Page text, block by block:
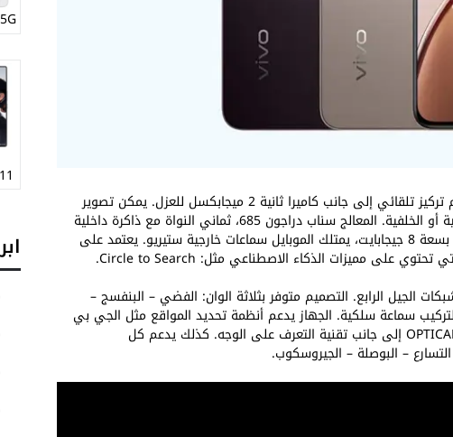
في الظهر، ستجد كاميرا رئيسية بدقة 50 ميجابكسل تدعم تركيز تلقائي إلى جانب كاميرا ثانية 2 ميجابكسل للعزل. يمكن تصوير
فيديو بجودة تصل إلى 1080p@30fps من الكاميرا الأمامية أو الخلفية. المعالج سناب دراجون 685، ثماني النواة مع ذاكرة داخلية
بسعة 128/256 جيجابايت. بينما الرام أو الذاكرة العشوائية بسعة 8 جيجابايت، يمتلك الموبايل سماعات خارجية ستيريو. يعتمد على
الجيل الرابع. التصميم متوفر بثلاثة الوان: الفضي – البنفسج –
الشحن تايب سي ولا يوجد منفذ 3.5 ملم لتركيب سماعة سلكية. الجهاز يدعم أنظمة تحديد المواقع مثل الجي بي
إس. وسائل الأمان: بصمة مدمجة أسفل الشاشة من نوع OPTICAL إلى جانب تقنية التعرف على الوجه. كذلك يدعم كل
– البوصلة – الجيروسكوب.